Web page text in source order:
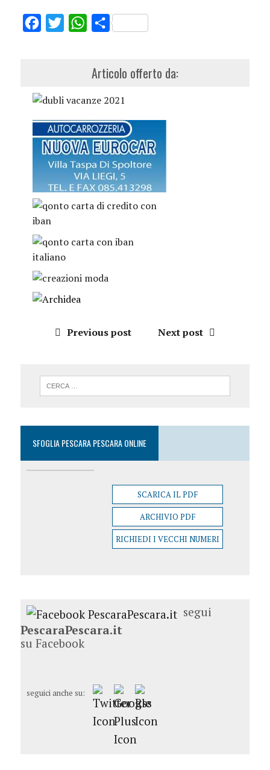
FacebookTwitterWhatsApp
Share
Articolo offerto da:
Previous post Next post
SFOGLIA PESCARA PESCARA ONLINE
SCARICA IL PDF
ARCHIVIO PDF
RICHIEDI I VECCHI NUMERI
segui
PescaraPescara.it
su Facebook
seguici anche su: